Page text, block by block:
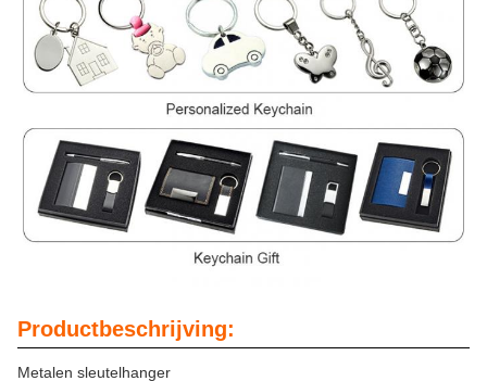
Productbeschrijving:
Metalen sleutelhanger